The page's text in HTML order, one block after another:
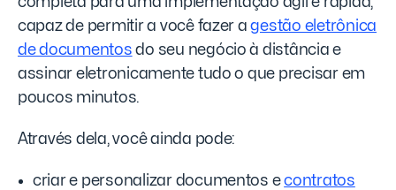
capaz de permitir a você fazer agestão eletrônica
de documentos do seu negócio à distância e
assinar eletronicamente tudo o que precisar em
poucos minutos.
Através dela, você ainda pode:
criar e personalizar documentos econtratos